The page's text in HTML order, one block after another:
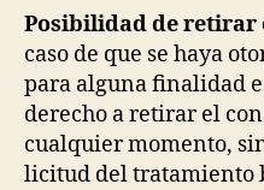
Posibilidad de retirar
caso de que se haya
para alguna finalidad
derecho a retirar el
cualquier momento,
licitud del tratamiento